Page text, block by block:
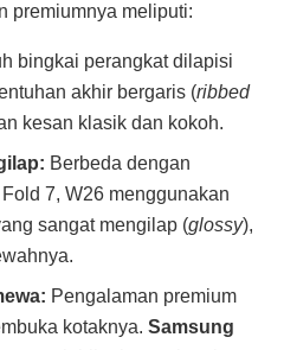
premiumnya meliputi:
bingkai perangkat dilapisi
akhir bergaris (ribbed
kesan klasik dan kokoh.
Berbeda dengan
7, W26 menggunakan
sangat mengilap (glossy),
Pengalaman premium
kotaknya.Samsung